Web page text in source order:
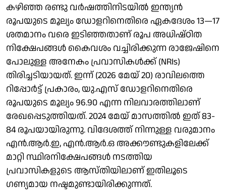
കഴിഞ്ഞ രണ്ടു വർഷത്തിനിടയിൽ ഇന്ത്യൻ
രൂപയുടെ മൂല്യം ഡോളറിനെതിരെ ഏകദേശം 13—17
ശതമാനം വരെ ഇടിഞ്ഞതാണ് രൂപ അധിഷ്ഠിത
നിക്ഷേപങ്ങൾ കൈവശം വച്ചിരിക്കുന്ന രാജേഷിനെ
പോലുള്ള അനേകം പ്രവാസികൾക്ക് (NRIs)
തിരിച്ചടിയായത്. ഇന്ന് (2026 മേയ് 20) രാവിലത്തെ
റിപ്പോർട്ട് പ്രകാരം, യു.എസ് ഡോളറിനെതിരെ
രൂപയുടെ മൂല്യം 96.90 എന്ന നിലവാരത്തിലാണ്
രേഖപ്പെടുത്തിയത്. 2024 മേയ് മാസത്തിൽ ഇത് 83-
84 രൂപയായിരുന്നു. വിദേശത്ത് നിന്നുള്ള വരുമാനം
എൻ.ആർ.ഇ, എൻ.ആർ.ഒ അക്കൗണ്ടുകളിലേക്ക്
മാറ്റി സ്ഥിരനിക്ഷേപങ്ങൾ നടത്തിയ
പ്രവാസികളുടെ ആസ്തിയിലാണ് ഇതിലൂടെ
ഗണ്യമായ നഷ്ടമുണ്ടായിരിക്കുന്നത്.